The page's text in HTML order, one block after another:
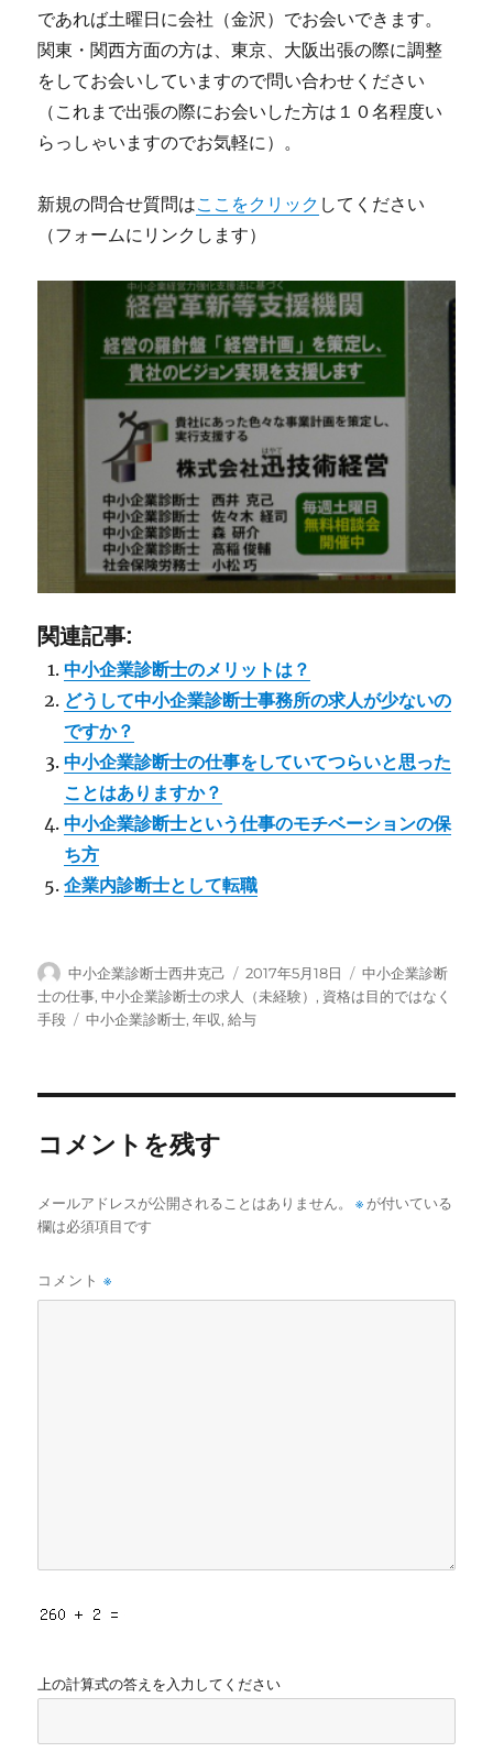
であれば土曜日に会社（金沢）でお会いできます。
関東・関西方面の方は、東京、大阪出張の際に調整
をしてお会いしていますので問い合わせください
（これまで出張の際にお会いした方は１０名程度い
らっしゃいますのでお気軽に）。
新規の問合せ質問はここをクリック してください
（フォームにリンクします）
関連記事:
中小企業診断士のメリットは？
どうして中小企業診断士事務所の求人が少ないの
ですか？
中小企業診断士の仕事をしていてつらいと思った
ことはありますか？
中小企業診断士という仕事のモチベーションの保
ち方
企業内診断士として転職
投
稿
者
中小企業診断士西井克己
投
稿
日:
2017年5月18日
カ
テ
中小企業診断
士の仕事,中小企業診断士の求人（未経験） , 資格は目的ではなく
手段
タ
中小企業診断士,年収,給与
コメントを残す
メールアドレスが公開されることはありません。 ※ が付いている
欄は必須項目です
コメント※
上の計算式の答えを入力してください